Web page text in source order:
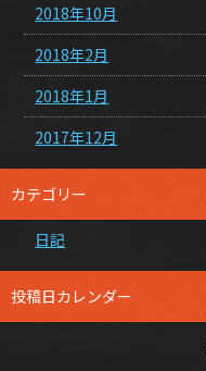
2018年10月
2018年2月
2018年1月
2017年12月
カテゴリー
日記
投稿日カレンダー